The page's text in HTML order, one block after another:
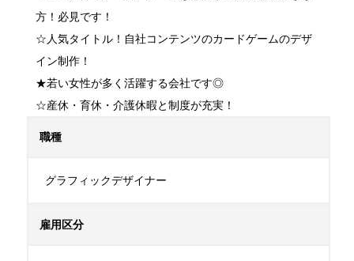
方！必見です！
☆人気タイトル！自社コンテンツのカードゲームのデザ
イン制作！
★若い女性が多く活躍する会社です◎
☆産休・育休・介護休暇と制度が充実！
職種
グラフィックデザイナー
雇用区分